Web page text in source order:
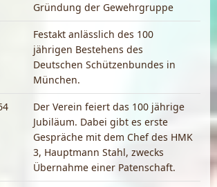
Gründung der Gewehrgruppe
Festakt anlässlich des 100
jährigen Bestehens des
Deutschen Schützenbundes in
München.
Der Verein feiert das 100 jährige
Jubiläum. Dabei gibt es erste
Gespräche mit dem Chef des HMK
3, Hauptmann Stahl, zwecks
Übernahme einer Patenschaft.